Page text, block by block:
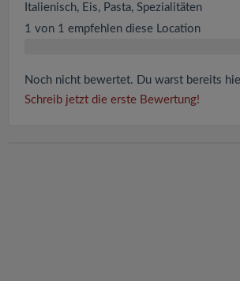
Italienisch, Eis, Pasta, Spezialitäten
1 von 1 empfehlen diese Location
Noch nicht bewertet. Du warst bereits
Schreib jetzt die erste Bewertung!